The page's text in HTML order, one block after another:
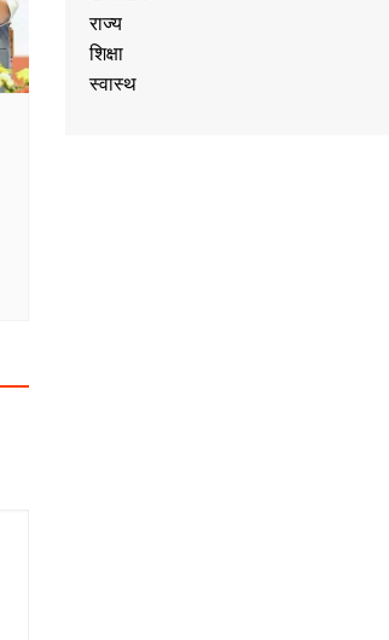
राज्य
शिक्षा
स्वास्थ